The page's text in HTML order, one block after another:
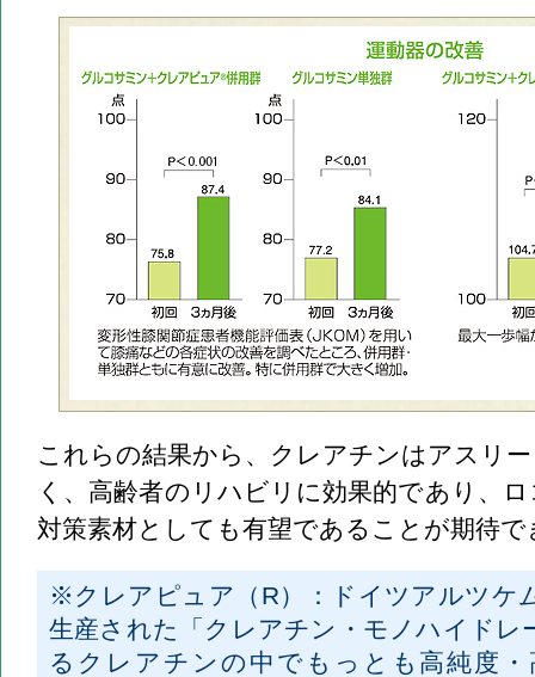
これらの結果から、クレアチンはアスリ
く、高齢者のリハビリに効果的であり、
対策素材としても有望であることが期待で
※クレアピュア（R）：ドイツアルツケ
生産された「クレアチン・モノハイドレ
るクレアチンの中でもっとも高純度